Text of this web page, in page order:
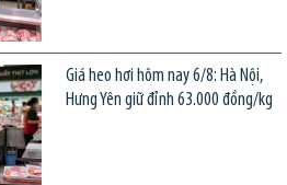
Giá heo hơi hôm nay 6/8: Hà Nội,
Hưng Yên giữ đỉnh 63.000 đồng/kg